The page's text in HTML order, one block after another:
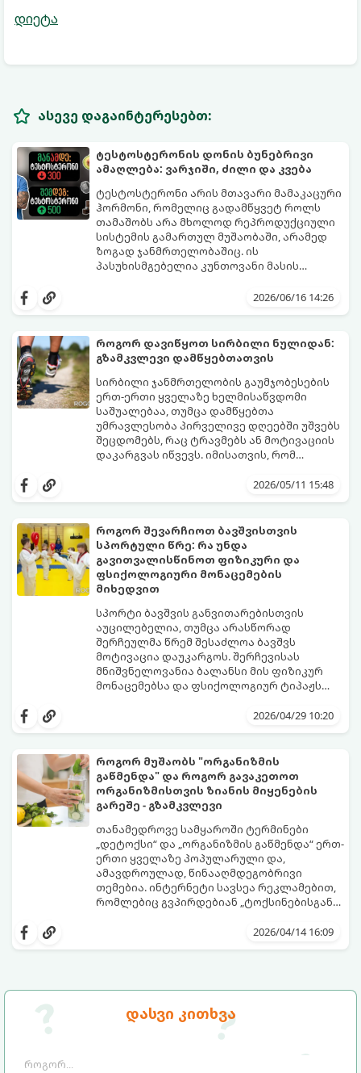
დასვი კითხვა
დიეტა
ასევე დაგაინტერესებთ:
ტესტოსტერონის დონის ბუნებრივი
ამაღლება: ვარჯიში, ძილი და კვება
ტესტოსტერონი არის მთავარი მამაკაცური
ჰორმონი, რომელიც გადამწყვეტ როლს
თამაშობს არა მხოლოდ რეპროდუქციული
სისტემის გამართულ მუშაობაში, არამედ
ზოგად ჯანმრთელობაშიც. ის
პასუხისმგებელია კუნთოვანი მასის
დონეზე, გუნება-განწყობაზე,
ორგანიზმში ტესტოსტერონის დონე
თანამედროვე სტრესული ცხოვრების წესი,
არასწორი კვება და უმოძრაობა ამ პროცესს
კატასტროფულად აჩქარებს. დაბალი
ტესტოსტერონი იწვევს მუდმივ
დაღლილობას, დეპრესიას, კუნთების
განლევასა და ცხიმის დაგროვებას მუცლის
არეში.
სინთეტიკური ჰორმონალური თერაპიის
დაწყებამდე, რომელსაც ხშირად
სერიოზული გვერდითი ეფექტები აქვს,
უმჯობესია ორგანიზმს ტესტოსტერონის
გამომუშავებაში ბუნებრივი, მეცნიერულად
დადასტურებული გზებით დაეხმაროთ.
წარმოგიდგენთ ტესტოსტერონის
2026/06/16 14:26
როგორ დავიწყოთ სირბილი ნულიდან:
გზამკვლევი დამწყებთათვის
სირბილი ჯანმრთელობის გაუმჯობესების
ერთ-ერთი ყველაზე ხელმისაწვდომი
საშუალებაა, თუმცა დამწყებთა
უმრავლესობა პირველივე დღეებში უშვებს
შეცდომებს, რაც ტრავმებს ან მოტივაციის
დაკარგვას იწვევს. იმისათვის, რომ
ნაწილად იქცეს, მიჰყევით ამ ინსტრუქციას:
2026/05/11 15:48
როგორ შევარჩიოთ ბავშვისთვის
სპორტული წრე: რა უნდა
გავითვალისწინოთ ფიზიკური და
ფსიქოლოგიური მონაცემების
მიხედვით
სპორტი ბავშვის განვითარებისთვის
აუცილებელია, თუმცა არასწორად
შერჩეულმა წრემ შესაძლოა ბავშვს
მოტივაცია დაუკარგოს. შერჩევისას
მნიშვნელოვანია ბალანსი მის ფიზიკურ
მონაცემებსა და ფსიქოლოგიურ ტიპაჟს
2026/04/29 10:20
როგორ მუშაობს "ორგანიზმის
გაწმენდა" და როგორ გავაკეთოთ
ორგანიზმისთვის ზიანის მიყენების
გარეშე - გზამკვლევი
თანამედროვე სამყაროში ტერმინები
„დეტოქსი“ და „ორგანიზმის გაწმენდა“ ერთ-
ერთი ყველაზე პოპულარული და,
ამავდროულად, წინააღმდეგობრივი
თემებია. ინტერნეტი სავსეა რეკლამებით,
რომლებიც გვპირდებიან „ტოქსინებისგან
წვენების ან მკაცრი დიეტების მეშვეობით.
მათი ეფექტი და რას ფიქრობს ამაზე
2026/04/14 16:09